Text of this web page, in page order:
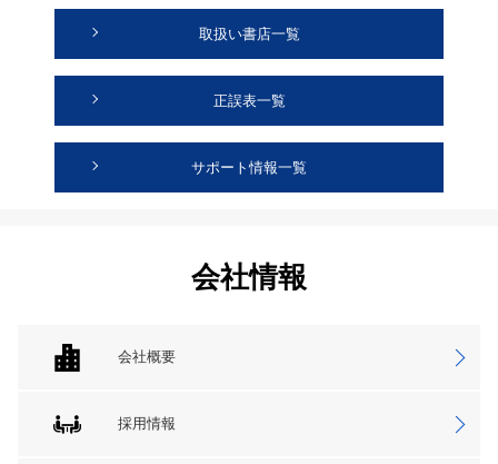
取扱い書店一覧
正誤表一覧
サポート情報一覧
会社情報
会社概要
採用情報